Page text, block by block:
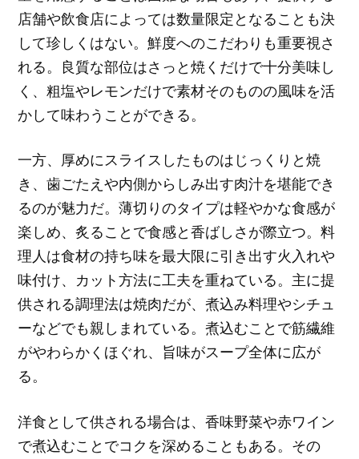
店舗や飲食店によっては数量限定となることも決
して珍しくはない。鮮度へのこだわりも重要視さ
れる。良質な部位はさっと焼くだけで十分美味し
く、粗塩やレモンだけで素材そのものの風味を活
かして味わうことができる。
一方、厚めにスライスしたものはじっくりと焼
き、歯ごたえや内側からしみ出す肉汁を堪能でき
るのが魅力だ。薄切りのタイプは軽やかな食感が
楽しめ、炙ることで食感と香ばしさが際立つ。料
理人は食材の持ち味を最大限に引き出す火入れや
味付け、カット方法に工夫を重ねている。主に提
供される調理法は焼肉だが、煮込み料理やシチュ
ーなどでも親しまれている。煮込むことで筋繊維
がやわらかくほぐれ、旨味がスープ全体に広が
る。
洋食として供される場合は、香味野菜や赤ワイン
で煮込むことでコクを深めることもある。その